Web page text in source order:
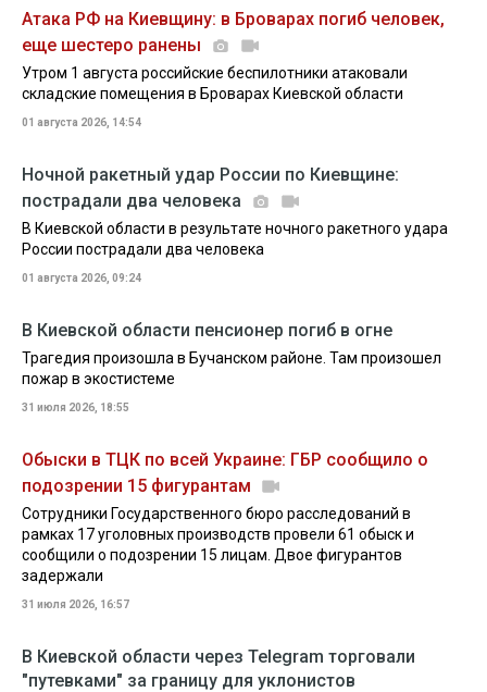
Атака РФ на Киевщину: в Броварах погиб человек,
еще шестеро ранены
Утром 1 августа российские беспилотники атаковали
складские помещения в Броварах Киевской области
01 августа 2026, 14:54
Ночной ракетный удар России по Киевщине:
пострадали два человека
В Киевской области в результате ночного ракетного удара
России пострадали два человека
01 августа 2026, 09:24
В Киевской области пенсионер погиб в огне
Трагедия произошла в Бучанском районе. Там произошел
пожар в экостистеме
31 июля 2026, 18:55
Обыски в ТЦК по всей Украине: ГБР сообщило о
подозрении 15 фигурантам
Сотрудники Государственного бюро расследований в
рамках 17 уголовных производств провели 61 обыск и
сообщили о подозрении 15 лицам. Двое фигурантов
задержали
31 июля 2026, 16:57
В Киевской области через Telegram торговали
"путевками" за границу для уклонистов